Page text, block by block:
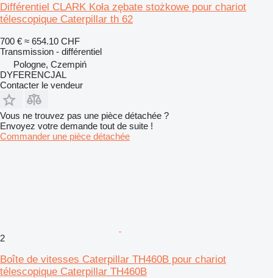
Différentiel CLARK Koła zębate stożkowe pour chariot
télescopique Caterpillar th 62
700 € ≈ 654.10 CHF
Transmission - différentiel
Pologne, Czempiń
DYFERENCJAL
Contacter le vendeur
Vous ne trouvez pas une pièce détachée ?
Envoyez votre demande tout de suite !
Commander une pièce détachée
2
Boîte de vitesses Caterpillar TH460B pour chariot
télescopique Caterpillar TH460B